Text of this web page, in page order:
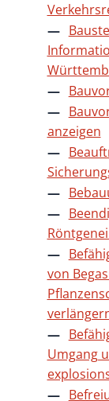
anzeigen
von
Umgang